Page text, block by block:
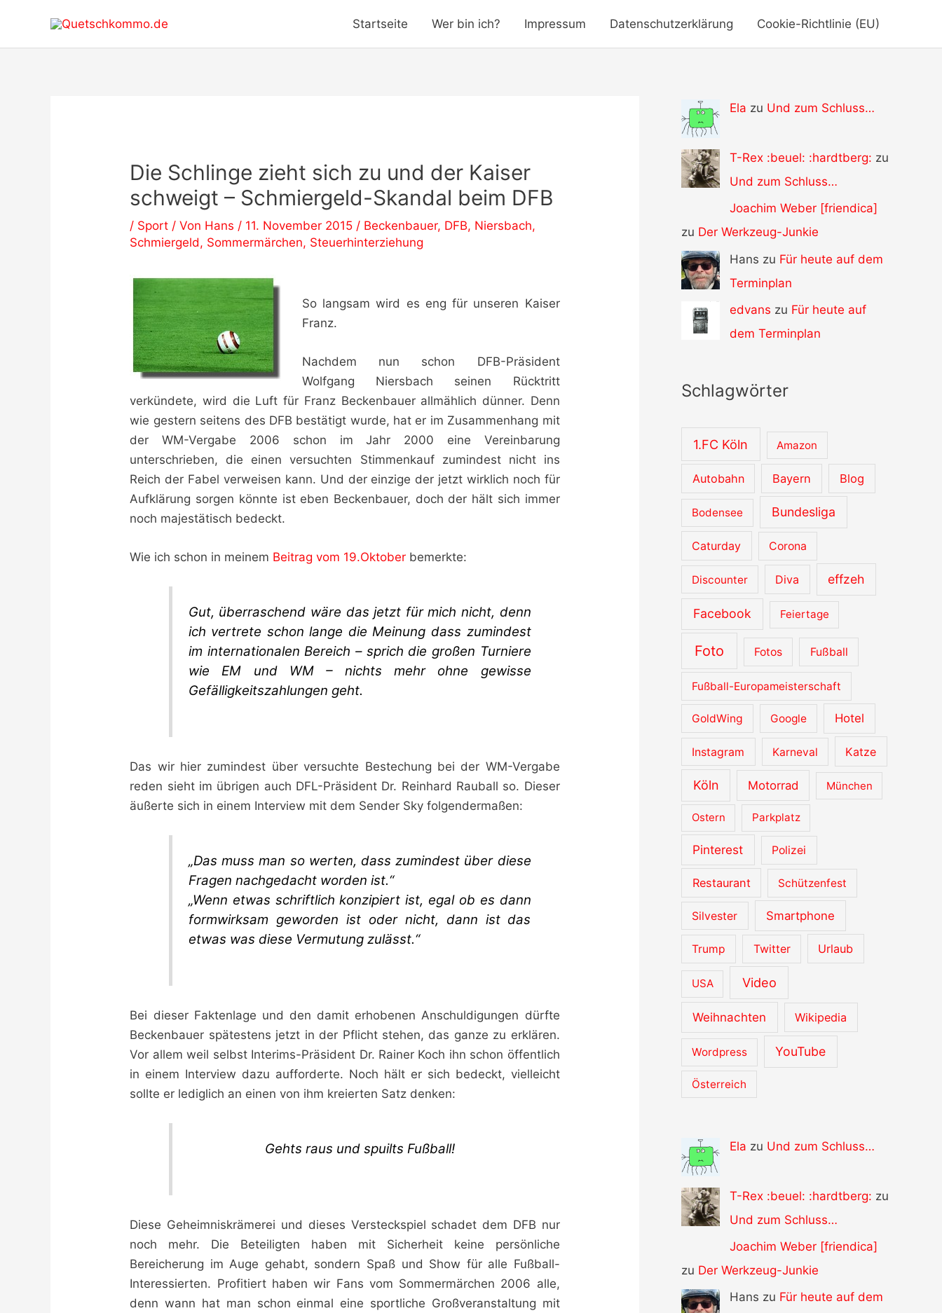
springen
Startseite Wer bin ich? Impressum Datenschutzerklärung Cookie-Richtlinie (EU)
Die Schlinge zieht sich zu und der Kaiser
schweigt – Schmiergeld-Skandal beim DFB
/ Sport / Von Hans / 11. November 2015 / Beckenbauer, DFB, Niersbach,
Schmiergeld, Sommermärchen, Steuerhinterziehung
So langsam wird es eng für unseren Kaiser
Franz.
Nachdem nun schon DFB-Präsident
Wolfgang Niersbach seinen Rücktritt
verkündete, wird die Luft für Franz Beckenbauer allmählich dünner. Denn
wie gestern seitens des DFB bestätigt wurde, hat er im Zusammenhang mit
der WM-Vergabe 2006 schon im Jahr 2000 eine Vereinbarung
unterschrieben, die einen versuchten Stimmenkauf zumindest nicht ins
Reich der Fabel verweisen kann. Und der einzige der jetzt wirklich noch für
Aufklärung sorgen könnte ist eben Beckenbauer, doch der hält sich immer
noch majestätisch bedeckt.
Wie ich schon in meinem Beitrag vom 19.Oktober bemerkte:
Gut, überraschend wäre das jetzt für mich nicht, denn
ich vertrete schon lange die Meinung dass zumindest
im internationalen Bereich – sprich die großen Turniere
wie EM und WM – nichts mehr ohne gewisse
Gefälligkeitszahlungen geht.
Das wir hier zumindest über versuchte Bestechung bei der WM-Vergabe
reden sieht im übrigen auch DFL-Präsident Dr. Reinhard Rauball so. Dieser
äußerte sich in einem Interview mit dem Sender Sky folgendermaßen:
„Das muss man so werten, dass zumindest über diese
Fragen nachgedacht worden ist.“
„Wenn etwas schriftlich konzipiert ist, egal ob es dann
formwirksam geworden ist oder nicht, dann ist das
etwas was diese Vermutung zulässt.“
Bei dieser Faktenlage und den damit erhobenen Anschuldigungen dürfte
Beckenbauer spätestens jetzt in der Pflicht stehen, das ganze zu erklären.
Vor allem weil selbst Interims-Präsident Dr. Rainer Koch ihn schon öffentlich
in einem Interview dazu aufforderte. Noch hält er sich bedeckt, vielleicht
sollte er lediglich an einen von ihm kreierten Satz denken:
Gehts raus und spuilts Fußball!
Diese Geheimniskrämerei und dieses Versteckspiel schadet dem DFB nur
noch mehr. Die Beteiligten haben mit Sicherheit keine persönliche
Bereicherung im Auge gehabt, sondern Spaß und Show für alle Fußball-
Interessierten. Profitiert haben wir Fans vom Sommermärchen 2006 alle,
denn wann hat man schon einmal eine sportliche Großveranstaltung mit
Ela zu Und zum Schluss…
T-Rex :beuel: :hardtberg: zu
Und zum Schluss…
Joachim Weber [friendica]
zu Der Werkzeug-Junkie
Hans zu Für heute auf dem
Terminplan
edvans zu Für heute auf
dem Terminplan
Schlagwörter
1.FC Köln Amazon
Autobahn Bayern Blog
Bodensee Bundesliga
Caturday Corona
Discounter Diva effzeh
Facebook Feiertage
Foto Fotos Fußball
Fußball-Europameisterschaft
GoldWing Google Hotel
Instagram Karneval Katze
Köln Motorrad München
Ostern Parkplatz
Pinterest Polizei
Restaurant Schützenfest
Silvester Smartphone
Trump Twitter Urlaub
USA Video
Weihnachten Wikipedia
Wordpress YouTube
Österreich
Ela zu Und zum Schluss…
T-Rex :beuel: :hardtberg: zu
Und zum Schluss…
Joachim Weber [friendica]
zu Der Werkzeug-Junkie
Hans zu Für heute auf dem